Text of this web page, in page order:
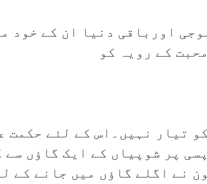
اورباقی دنیا ان کے خود
کے رویہ کو
تیار نہیں۔اس کے لئے حکمت
پر شوپیاں کے ایک گاؤں
نے اگلے گاؤں میں جانے کے